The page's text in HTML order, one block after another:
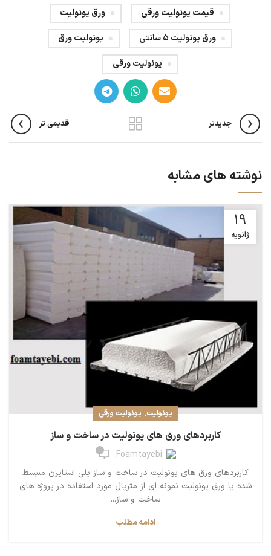
قیمت یونولیت ورقی
ورق یونولیت
ورق یونولیت 5 سانتی
یونولیت ورق
یونولیت ورقی
جدیدتر قدیمی تر
نوشته های مشابه
19
ژانویه
یونولیت, یونولیت ورقی
کاربردهای ورق های یونولیت در ساخت و ساز
Foamtayebi
0
کاربردهای ورق های یونولیت در ساخت و ساز پلی استایرن منبسط
شده یا ورق یونولیت نمونه ای از متریال مورد استفاده در پروژه های
ساخت و ساز...
ادامه مطلب